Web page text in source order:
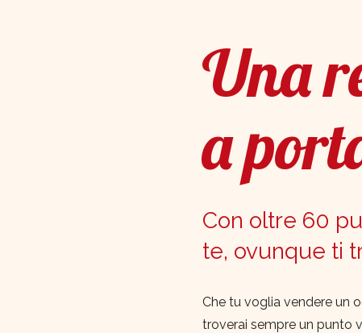
Una
a
Con oltre 60
te, ovunque ti
Che tu voglia vendere un
troverai sempre un punto